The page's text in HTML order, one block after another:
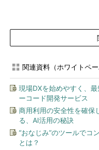
関連資料（ホワイトペー
現場DXを始めやすく、
ーコード開発サービス
商用利用の安全性を確保
る、AI活用の秘訣
“おなじみ”のツールでコ
とは？